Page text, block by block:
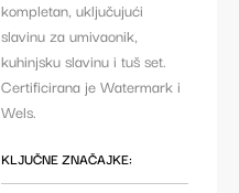
kompletan, uključujući
slavinu za umivaonik,
kuhinjsku slavinu i tuš set.
Certificirana je Watermark i
Wels.
KLJUČNE ZNAČAJKE: